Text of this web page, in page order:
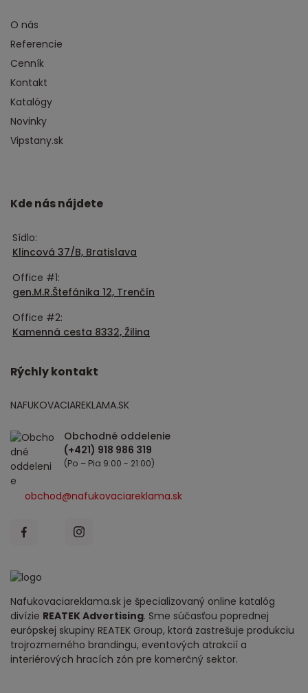
O nás
Referencie
Cenník
Kontakt
Katalógy
Novinky
Vipstany.sk
Kde nás nájdete
Sídlo:
Klincová 37/B, Bratislava
Office #1:
gen.M.R.Štefánika 12, Trenčín
Office #2:
Kamenná cesta 8332, Žilina
Nafukovaciareklama.sk je špecializovaný online katalóg
divízie REATEK Advertising. Sme súčasťou poprednej
európskej skupiny REATEK Group, ktorá zastrešuje produkciu
trojrozmerného brandingu, eventových atrakcií a
interiérových hracích zón pre komerčný sektor.
Rýchly kontakt
NAFUKOVACIAREKLAMA.SK
Obchodné oddelenie
(Po – Pia 9:00 - 21:00)
obchod@nafukovaciareklama.sk